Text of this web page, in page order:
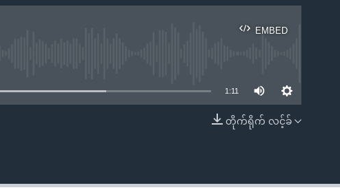
EMBED
EMBED
1:11
တိုက်ရိုက် လင့်ခ်